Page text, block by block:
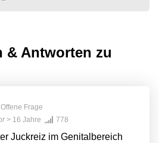
& Antworten zu
Offene Frage
> 16 Jahre 778
Juckreiz im Genitalbereich